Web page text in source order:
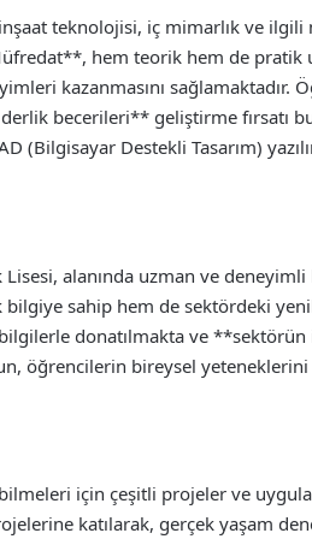
teknolojisi, iç mimarlık ve
hem teorik hem de pratik
kazanmasını sağlamaktadır.
becerileri** geliştirme fırsatı
(Bilgisayar Destekli Tasarım)
alanında uzman ve
sahip hem de sektördeki
donatılmakta ve
öğrencilerin bireysel
için çeşitli projeler ve
katılarak, gerçek yaşam